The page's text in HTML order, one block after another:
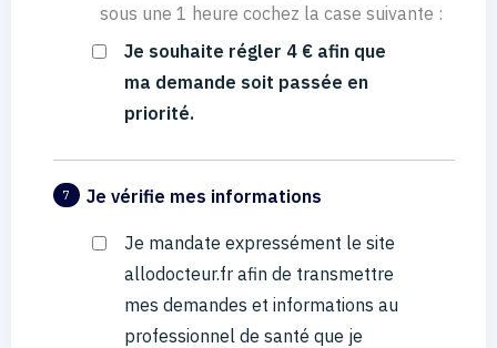
sous une 1 heure cochez la case suivante :
Je souhaite régler 4 € afin que
ma demande soit passée en
priorité.
7 Je vérifie mes informations
Je mandate expressément le site
allodocteur.fr afin de transmettre
mes demandes et informations au
professionnel de santé que je